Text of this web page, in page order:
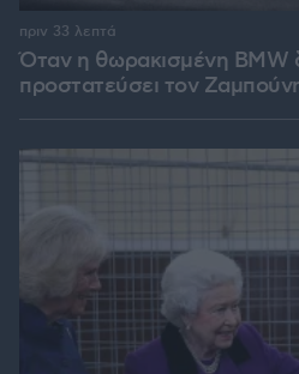
Όταν η θωρακισμένη BMW
προστατεύσει τον
πριν 33 λεπτά